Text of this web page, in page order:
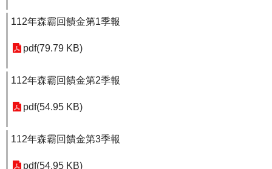
112年森霸回饋金第1季報
pdf(79.79 KB)
112年森霸回饋金第2季報
pdf(54.95 KB)
112年森霸回饋金第3季報
pdf(54.95 KB)